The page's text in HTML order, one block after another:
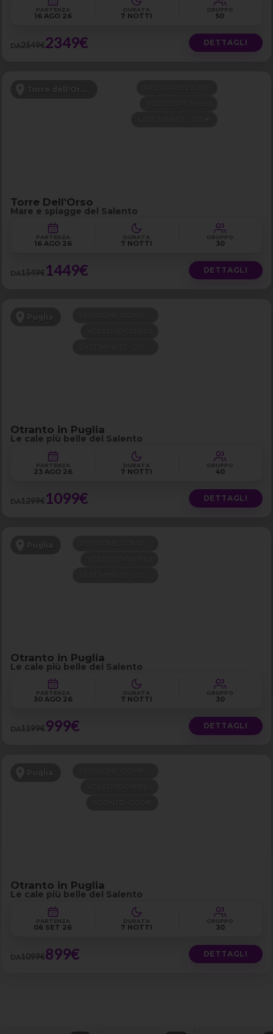
PARTENZA
16 AGO 26
DURATA
7 NOTTI
GRUPPO
50
DA2549€2349€ DETTAGLI
Torre dell'Orso - Puglia
Torre Dell'Orso
Mare e spiagge del Salento
PARTENZA
16 AGO 26
DURATA
7 NOTTI
GRUPPO
30
DA1549€1449€ DETTAGLI
Puglia
Otranto in Puglia
Le cale più belle del Salento
PARTENZA
23 AGO 26
DURATA
7 NOTTI
GRUPPO
40
DA1299€1099€ DETTAGLI
Puglia
Otranto in Puglia
Le cale più belle del Salento
PARTENZA
30 AGO 26
DURATA
7 NOTTI
GRUPPO
30
DA1199€999€ DETTAGLI
Puglia
Otranto in Puglia
Le cale più belle del Salento
PARTENZA
06 SET 26
DURATA
7 NOTTI
GRUPPO
30
DA1099€899€ DETTAGLI